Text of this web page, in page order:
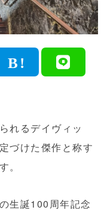
れるデイヴィッ
づけた傑作と称す
。
生誕100周年記念